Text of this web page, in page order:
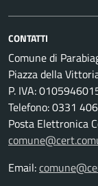
CONTATTI
Comune di
Piazza della
P. IVA:
Telefono: 0331
Posta Elettronica
Email: